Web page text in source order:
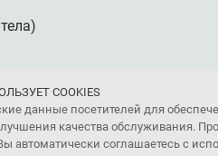
COOKIES
данные посетителей для
качества обслуживания.
автоматически соглашаетесь с